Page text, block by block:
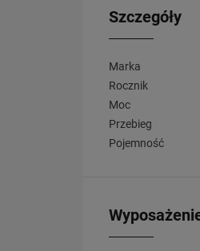
Szczegóły
Marka
Rocznik
Moc
Przebieg
Pojemność